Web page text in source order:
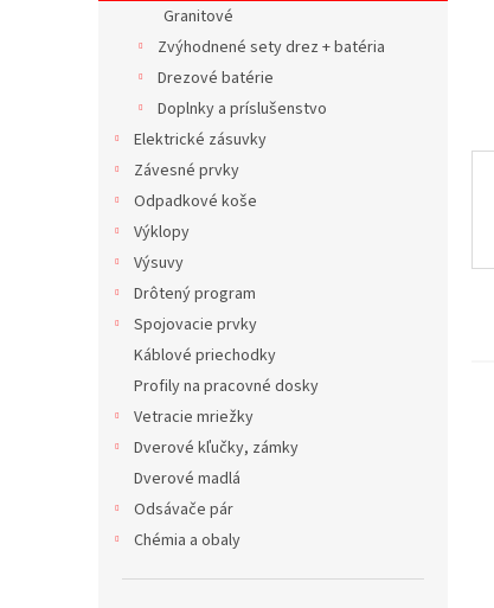
Granitové
Zvýhodnené sety drez + batéria
Drezové batérie
Doplnky a príslušenstvo
Elektrické zásuvky
Závesné prvky
Odpadkové koše
Výklopy
Výsuvy
Drôtený program
Spojovacie prvky
Káblové priechodky
Profily na pracovné dosky
Vetracie mriežky
Dverové kľučky, zámky
Dverové madlá
Odsávače pár
Chémia a obaly